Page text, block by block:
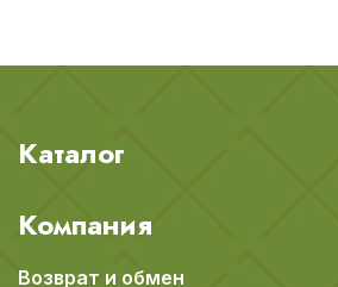
Каталог
Компания
Возврат и обмен